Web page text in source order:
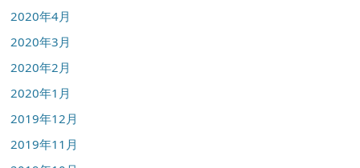
2020年4月
2020年3月
2020年2月
2020年1月
2019年12月
2019年11月